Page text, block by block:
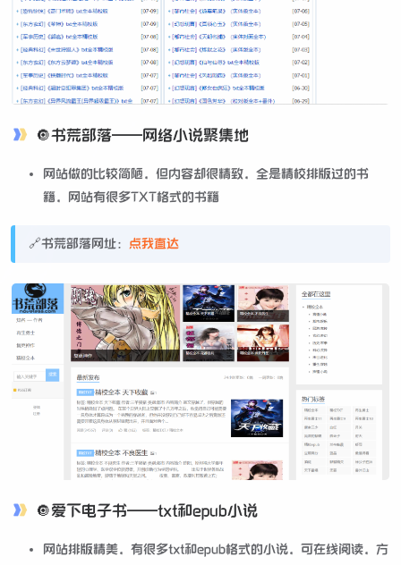
🔘书荒部落——网络小说聚集地
网站做的比较简陋，但内容却很精致，全是精校排版过的书
籍，网站有很多TXT格式的书籍
🔗书荒部落网址： 点我直达
🔘爱下电子书——txt和epub小说
网站排版精美，有很多txt和epub格式的小说，可在线阅读，方